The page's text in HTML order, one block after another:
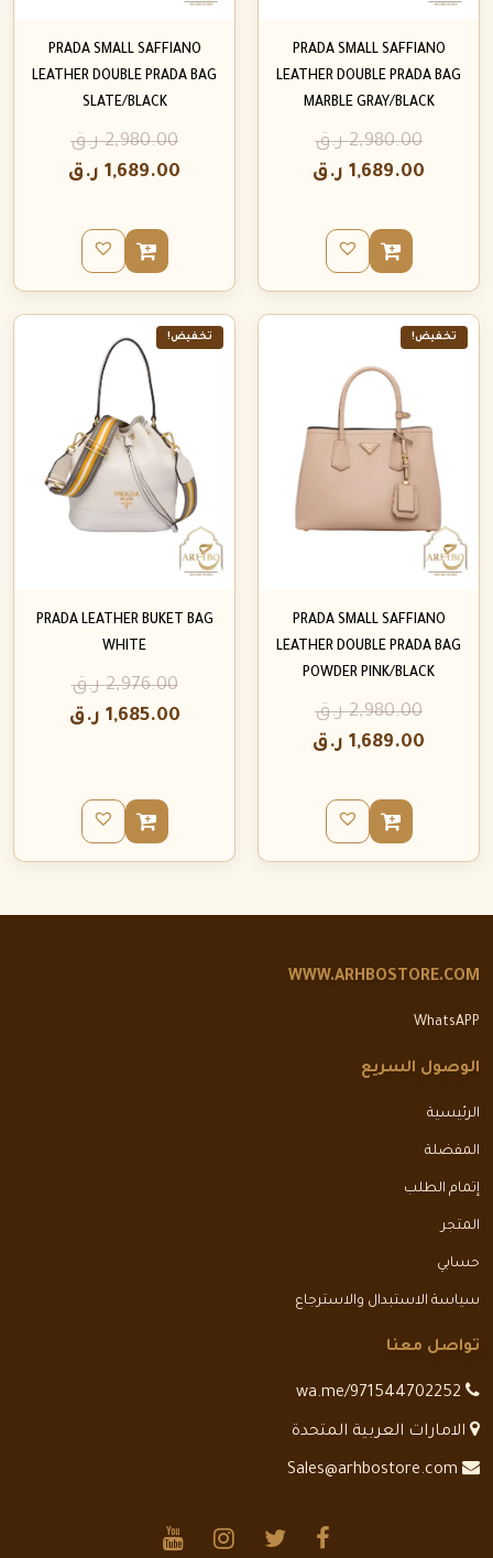
PRADA SMALL SAFFIANO
LEATHER DOUBLE PRADA BAG
MARBLE GRAY/BLACK
2,980.00 ر.ق
1,689.00 ر.ق
PRADA SMALL SAFFIANO
LEATHER DOUBLE PRADA BAG
SLATE/BLACK
2,980.00 ر.ق
1,689.00 ر.ق
تخفيض!
PRADA SMALL SAFFIANO
LEATHER DOUBLE PRADA BAG
POWDER PINK/BLACK
2,980.00 ر.ق
1,689.00 ر.ق
تخفيض!
PRADA LEATHER BUKET BAG
WHITE
2,976.00 ر.ق
1,685.00 ر.ق
WWW.ARHBOSTORE.COM
WhatsAPP
الوصول السريع
الرئيسية
المفضلة
إتمام الطلب
المتجر
حسابي
سياسة الاستبدال والاسترجاع
تواصل معنا
الامارات العربية المتحدة